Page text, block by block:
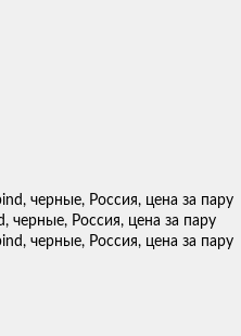
черные, Россия, цена за пару